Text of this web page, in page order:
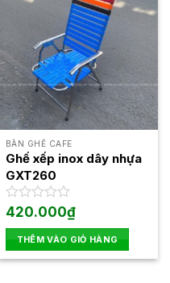
BÀN GHẾ CAFE
Ghế xếp inox dây nhựa
GXT260
Được
hạng
0
5
420.000₫
THÊM VÀO GIỎ HÀNG